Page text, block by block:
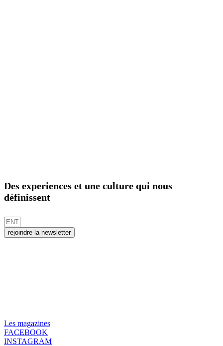
Des experiences et une culture qui nous
définissent
rejoindre la newsletter
Les magazines
FACEBOOK
INSTAGRAM